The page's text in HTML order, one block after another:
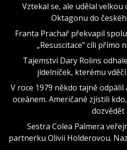
Vztekal se, ale udělal velkou
Oktagonu do
Franta Prachař překvapil
„Resuscitace“ cílí přímo
Tajemství Dary Rolins
jídelníček, kterému
V roce 1979 někdo tajně
oceánem. Američané zjistili
dozvědět
Sestra Colea Palmera
partnerku Olivii Holderovou.